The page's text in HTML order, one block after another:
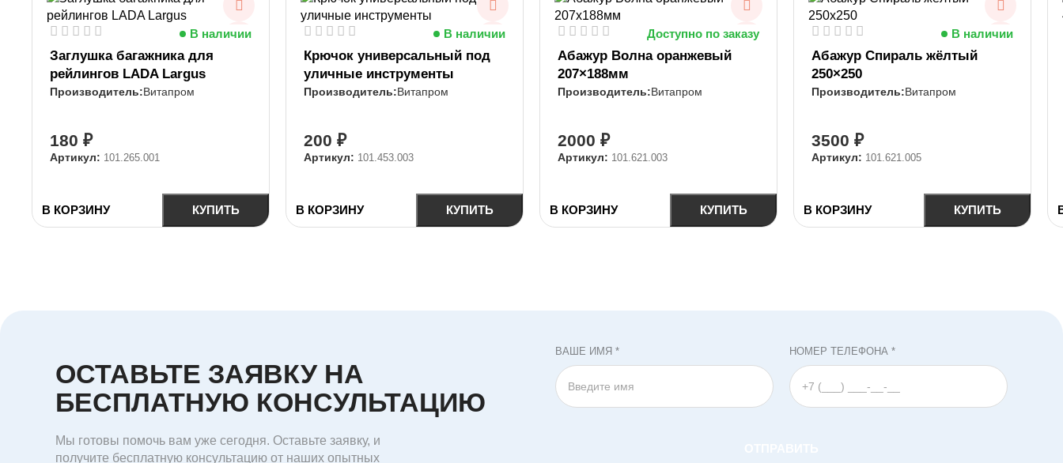
Заглушка багажника для
рейлингов LADA Largus
Витапром
В наличии
180 ₽
В КОРЗИНУ КУПИТЬ
Артикул: 101.265.001
Крючок универсальный под
уличные инструменты
Витапром
В наличии
200 ₽
В КОРЗИНУ КУПИТЬ
Артикул: 101.453.003
Абажур Волна оранжевый
207×188мм
Витапром
Доступно по заказу
2000 ₽
В КОРЗИНУ КУПИТЬ
Артикул: 101.621.003
Абажур Спираль жёлтый
250×250
Витапром
В наличии
3500 ₽
В КОРЗИНУ КУПИТЬ
Артикул: 101.621.005
ОСТАВЬТЕ ЗАЯВКУ НА
БЕСПЛАТНУЮ КОНСУЛЬТАЦИЮ
Мы готовы помочь вам уже сегодня. Оставьте заявку, и
получите бесплатную консультацию от наших опытных
ВАШЕ ИМЯ * НОМЕР ТЕЛЕФОНА *